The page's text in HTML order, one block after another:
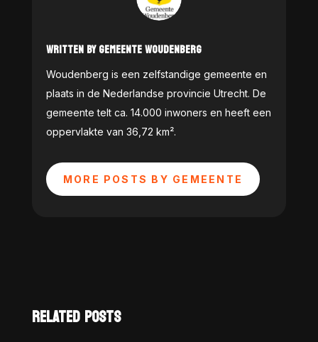
WRITTEN BY GEMEENTE WOUDENBERG
Woudenberg is een zelfstandige gemeente en
plaats in de Nederlandse provincie Utrecht. De
gemeente telt ca. 14.000 inwoners en heeft een
oppervlakte van 36,72 km².
MORE POSTS BY GEMEENTE
RELATED POSTS